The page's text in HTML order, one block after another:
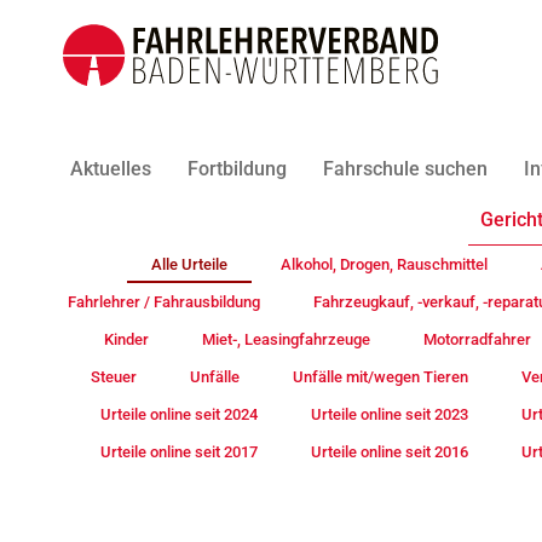
Aktuelles Fortbildung Fahrschule suchen
Alle Urteile Alkohol, Drogen, Rauschmittel
Fahrlehrer / Fahrausbildung Fahrzeugkauf, -verkauf, -
Kinder Miet-, Leasingfahrzeuge Motorradfahrer
Steuer Unfälle Unfälle mit/wegen Tieren
Urteile online seit 2024 Urteile online seit 2023
Urteile online seit 2017 Urteile online seit 2016